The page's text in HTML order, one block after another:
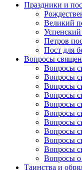
Праздники и
Великий
Успенский
Петров
Пост для
Вопросы
Вопросы
Вопросы
Вопросы
Вопросы
Вопросы
Вопросы
Вопросы
Вопросы
Вопросы
Вопросы
Вопросы о
Таинства и